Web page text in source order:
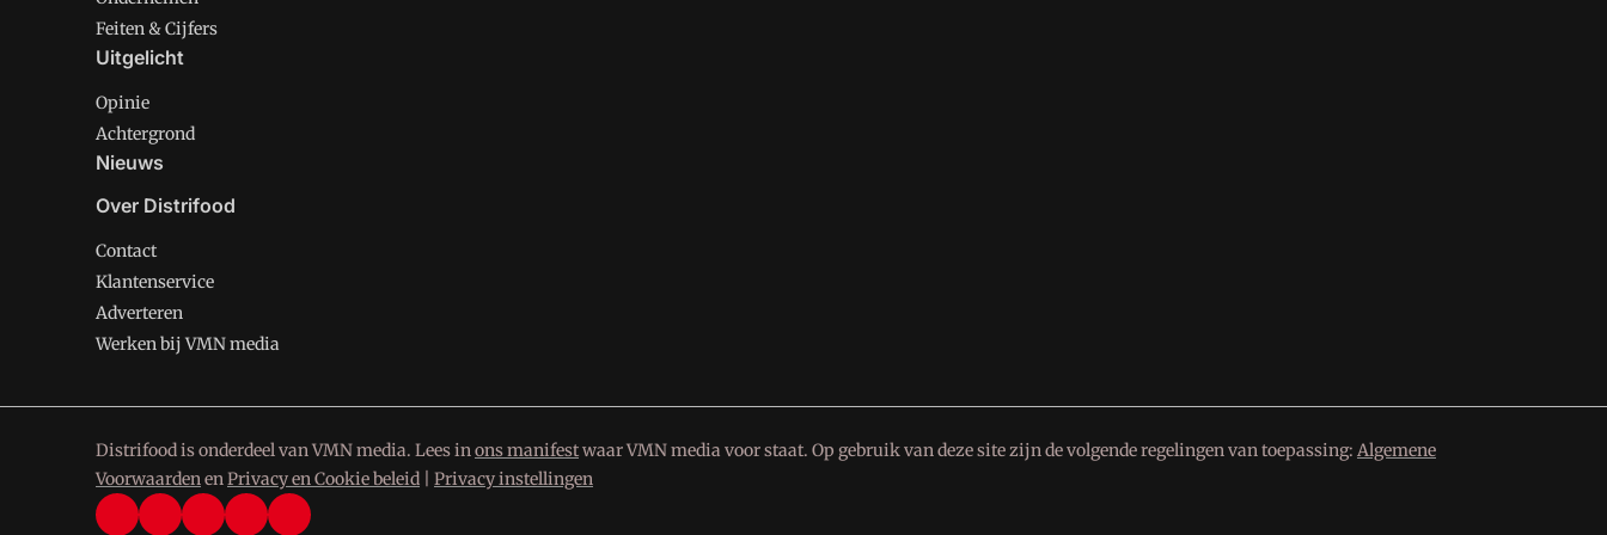
Feiten & Cijfers
Uitgelicht
Opinie
Achtergrond
Nieuws
Over Distrifood
Contact
Klantenservice
Adverteren
Werken bij VMN media
Distrifood is onderdeel van VMN media. Lees inons manifestwaar VMN media voor staat. Op gebruik van deze site zijn de volgende regelingen van toepassing: Algemene
VoorwaardenenPrivacy en Cookie beleid Privacy instellingen